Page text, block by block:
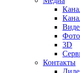
Фото
3D
Контакты